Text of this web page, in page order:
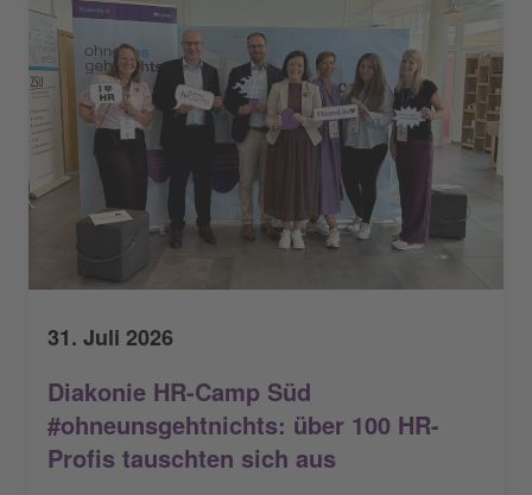
31. Juli 2026
Diakonie HR-Camp Süd
#ohneunsgehtnichts: über 100 HR-
Profis tauschten sich aus